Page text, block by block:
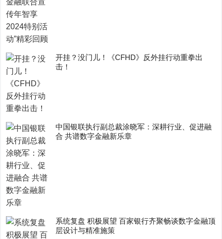
开挂？没门儿！《CFHD》反外挂行动重拳出
击！
中国银联执行副总裁涂晓军：深耕行业、促进融
合 共谱数字金融新乐章
系统复盘 积极展望 百家银行齐聚畅谈数字金融顶
层设计与精准施策